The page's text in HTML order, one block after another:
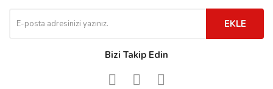
EKLE
Bizi Takip Edin